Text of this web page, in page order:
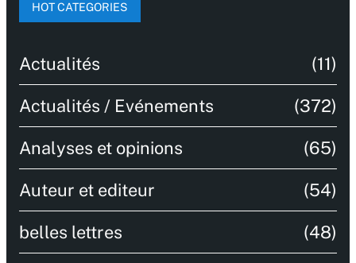
HOT CATEGORIES
Actualités (11)
Actualités / Evénements (372)
Analyses et opinions (65)
Auteur et editeur (54)
belles lettres (48)